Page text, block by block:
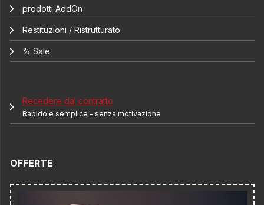
prodotti AddOn
Restituzioni / Ristrutturato
% Sale
Recedere dal contratto
Rapido e semplice - senza motivazione
OFFERTE